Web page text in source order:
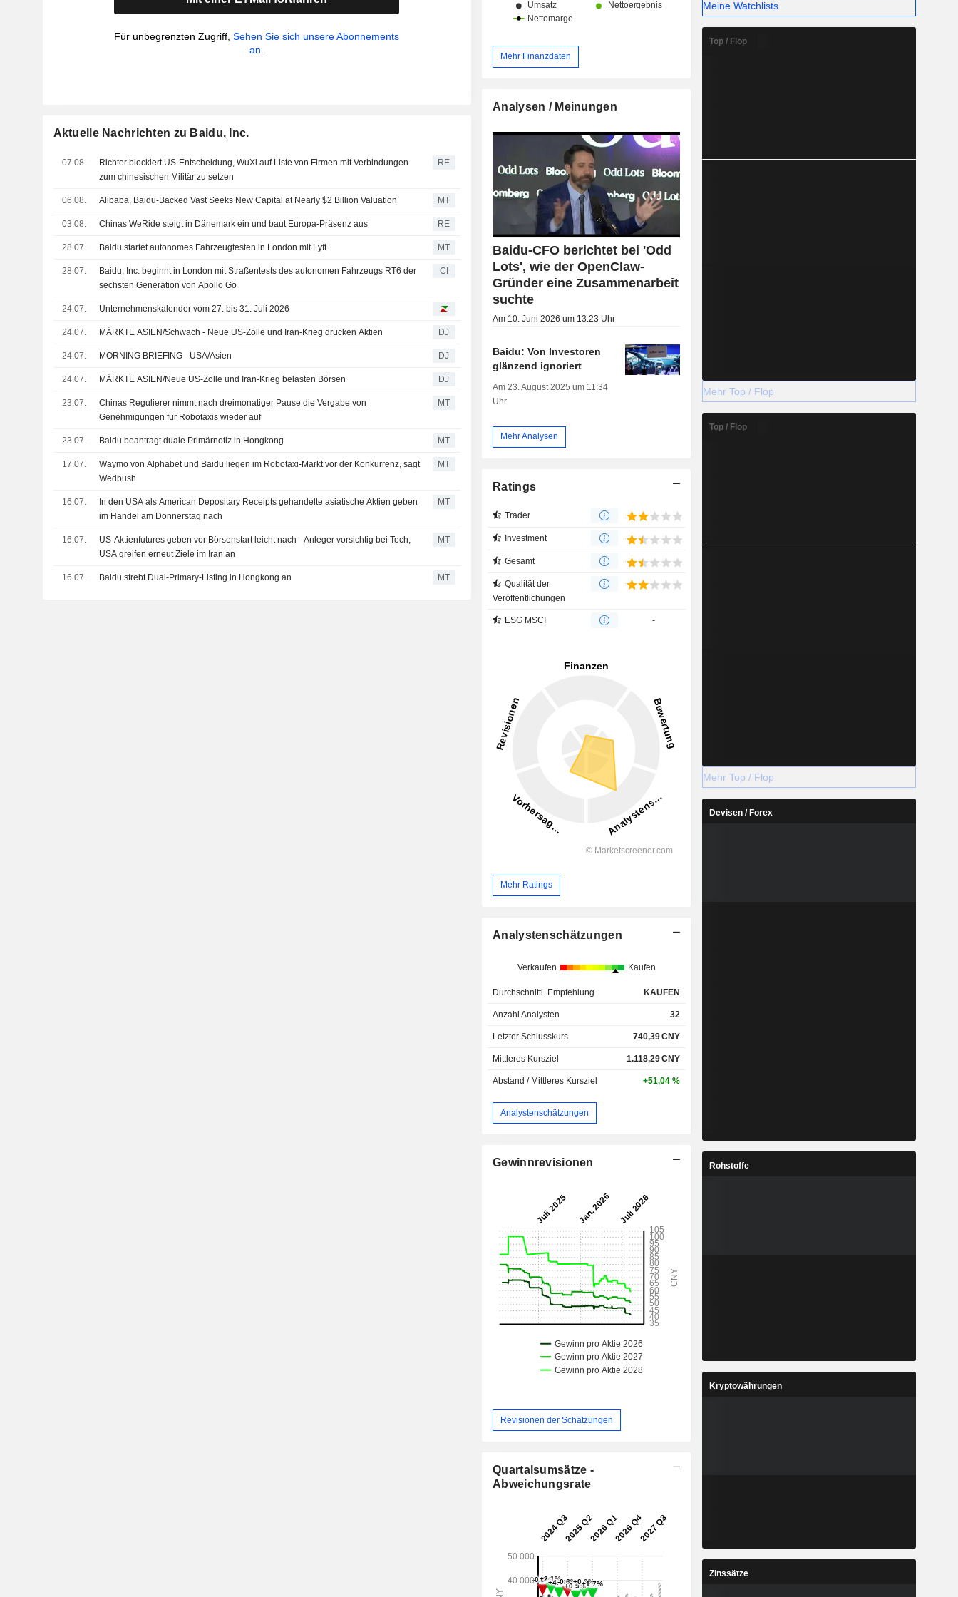
Für unbegrenzten Zugriff,Sehen Sie sich unsere Abonnements
an.
Aktuelle Nachrichten zu Baidu, Inc.
07.08.
Richter blockiert US-Entscheidung, WuXi auf Liste von Firmen mit Verbindungen
zum chinesischen Militär zu setzen
RE
06.08. Alibaba, Baidu-Backed Vast Seeks New Capital at Nearly $2 Billion Valuation MT
03.08. Chinas WeRide steigt in Dänemark ein und baut Europa-Präsenz aus RE
28.07. Baidu startet autonomes Fahrzeugtesten in London mit Lyft MT
28.07.
Baidu, Inc. beginnt in London mit Straßentests des autonomen Fahrzeugs RT6 der
sechsten Generation von Apollo Go
CI
24.07. Unternehmenskalender vom 27. bis 31. Juli 2026
24.07. MÄRKTE ASIEN/Schwach - Neue US-Zölle und Iran-Krieg drücken Aktien DJ
24.07. MORNING BRIEFING - USA/Asien DJ
24.07. MÄRKTE ASIEN/Neue US-Zölle und Iran-Krieg belasten Börsen DJ
23.07.
Chinas Regulierer nimmt nach dreimonatiger Pause die Vergabe von
Genehmigungen für Robotaxis wieder auf
MT
23.07. Baidu beantragt duale Primärnotiz in Hongkong MT
17.07.
Waymo von Alphabet und Baidu liegen im Robotaxi-Markt vor der Konkurrenz, sagt
Wedbush
MT
16.07.
In den USA als American Depositary Receipts gehandelte asiatische Aktien geben
im Handel am Donnerstag nach
MT
16.07.
US-Aktienfutures geben vor Börsenstart leicht nach - Anleger vorsichtig bei Tech,
USA greifen erneut Ziele im Iran an
MT
16.07. Baidu strebt Dual-Primary-Listing in Hongkong an MT
Mehr Finanzdaten
Analysen / Meinungen
Baidu-CFO berichtet bei 'Odd
Lots', wie der OpenClaw-
Gründer eine Zusammenarbeit
suchte
Am 10. Juni 2026 um 13:23 Uhr
Baidu: Von Investoren
glänzend ignoriert
Am 23. August 2025 um 11:34
Uhr
Mehr Analysen
Ratings
Trader
Investment
Gesamt
Qualität der
Veröffentlichungen
ESG MSCI -
Mehr Ratings
Analystenschätzungen
Verkaufen Kaufen
Durchschnittl. Empfehlung KAUFEN
Anzahl Analysten 32
Letzter Schlusskurs 740,39CNY
Mittleres Kursziel 1.118,29CNY
Abstand / Mittleres Kursziel +51,04 %
Analystenschätzungen
Gewinnrevisionen
Revisionen der Schätzungen
Quartalsumsätze -
Abweichungsrate
Meine Watchlists
Top / Flop
Mehr Top / Flop
Top / Flop
Mehr Top / Flop
Devisen / Forex
Rohstoffe
Kryptowährungen
Zinssätze